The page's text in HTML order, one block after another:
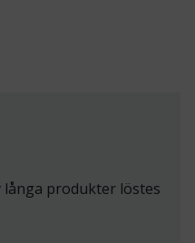
långa produkter löstes